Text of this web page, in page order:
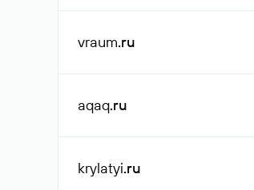
vraum.ru
aqaq.ru
krylatyi.ru